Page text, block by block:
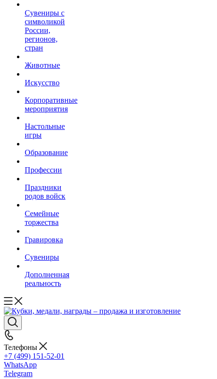
Сувениры с
символикой
России,
регионов,
стран
Животные
Искусство
Корпоративные
мероприятия
Настольные
игры
Образование
Профессии
Праздники
родов войск
Семейные
торжества
Гравировка
Сувениры
Дополненная
реальность
Телефоны
+7 (499) 151-52-01
WhatsApp
Telegram